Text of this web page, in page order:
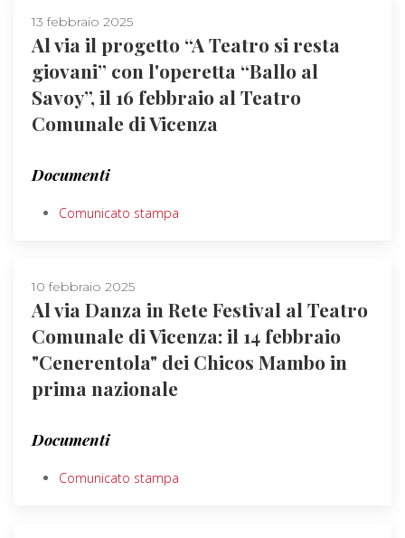
13 febbraio 2025
Al via il progetto “A Teatro si resta
giovani” con l'operetta “Ballo al
Savoy”, il 16 febbraio al Teatro
Comunale di Vicenza
Documenti
Comunicato stampa
10 febbraio 2025
Al via Danza in Rete Festival al Teatro
Comunale di Vicenza: il 14 febbraio
"Cenerentola" dei Chicos Mambo in
prima nazionale
Documenti
Comunicato stampa